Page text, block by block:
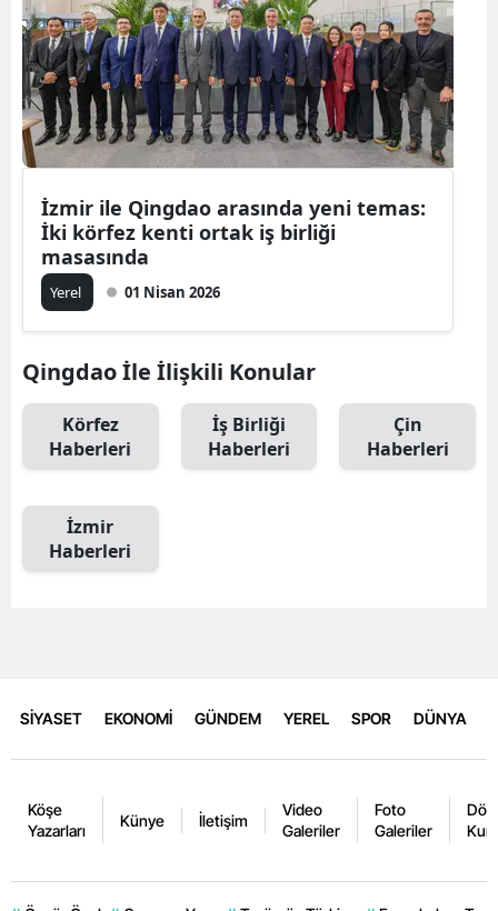
İzmir ile Qingdao arasında yeni temas:
İki körfez kenti ortak iş birliği
masasında
Yerel 01 Nisan 2026
Qingdao İle İlişkili Konular
Körfez
Haberleri
İş Birliği
Haberleri
Çin
Haberleri
İzmir
Haberleri
SİYASET EKONOMİ GÜNDEM YEREL SPOR DÜNYA
Köşe
Yazarları
Künye İletişim
Video
Galeriler
Foto
Galeriler